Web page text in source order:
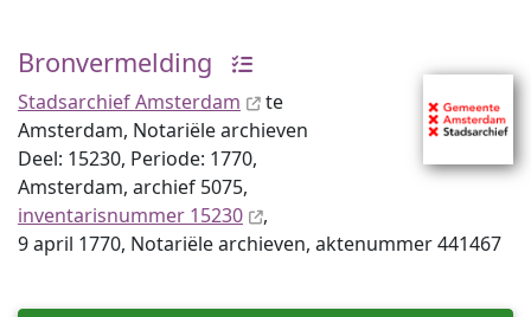
Bronvermelding
Stadsarchief Amsterdam
te
Amsterdam, Notariële archieven
Deel: 15230, Periode: 1770,
Amsterdam, archief 5075,
inventaris­num­mer 15230
,
9 april 1770, Notariële archieven, aktenummer 441467